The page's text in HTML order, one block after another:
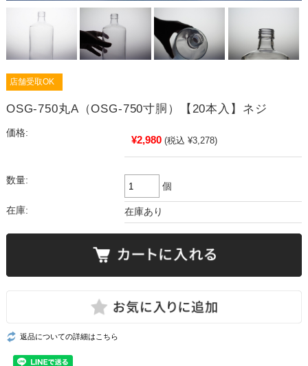
店舗受取OK
OSG-750丸A（OSG-750寸胴）【20本入】ネジ
価格:
¥2,980 (税込 ¥3,278)
数量:
個
在庫: 在庫あり
返品についての詳細はこちら